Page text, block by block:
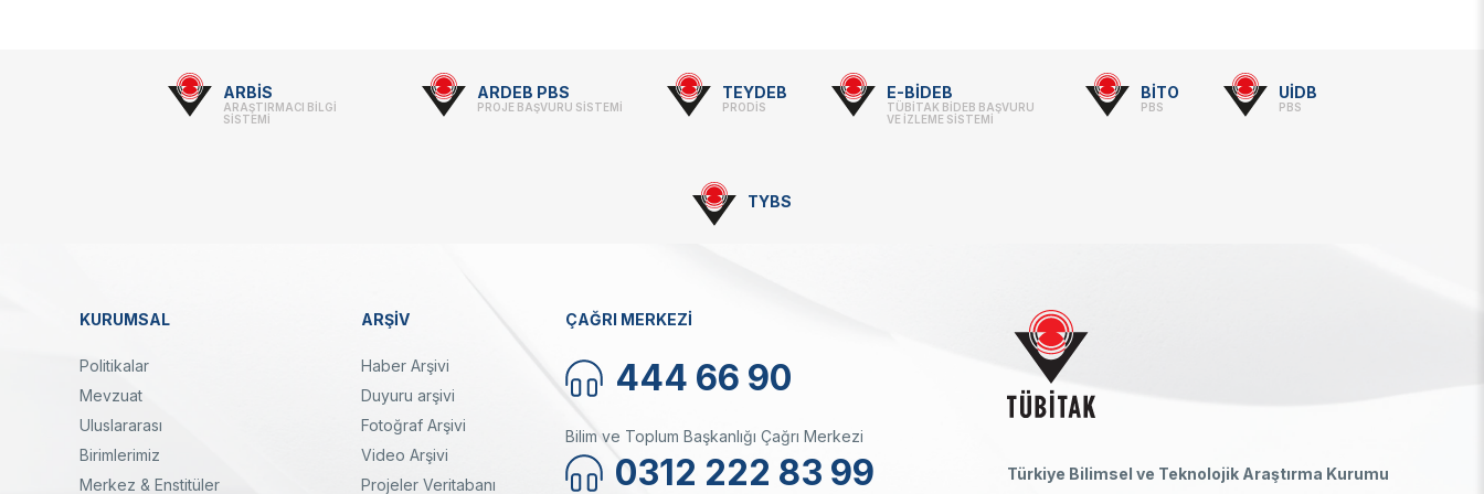
ARBİS
ARAŞTIRMACI BİLGİ
SİSTEMİ
ARDEB PBS
PROJE BAŞVURU SİSTEMİ
TEYDEB
PRODİS
E-BİDEB
TÜBİTAK BİDEB BAŞVURU
VE İZLEME SİSTEMİ
BİTO
PBS
UİDB
PBS
TYBS
Dipnot
KURUMSAL
Politikalar
Mevzuat
Uluslararası
Birimlerimiz
Merkez & Enstitüler
ARŞİV
Haber Arşivi
Duyuru arşivi
Fotoğraf Arşivi
Video Arşivi
Projeler Veritabanı
ÇAĞRI MERKEZİ
444 66 90
Bilim ve Toplum Başkanlığı Çağrı Merkezi
0312 222 83 99 Türkiye Bilimsel ve Teknolojik Araştırma Kurumu